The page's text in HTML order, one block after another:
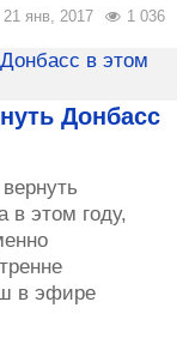
1 036
21 янв, 2017
Донбасс
в этом году,
в эфире